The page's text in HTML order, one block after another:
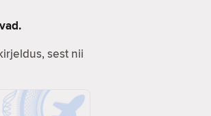
sest nii